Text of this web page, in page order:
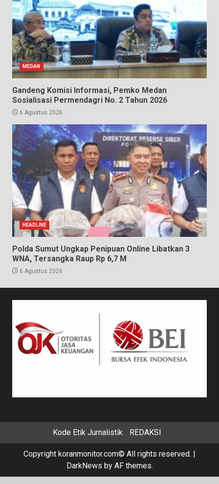
MEDAN
Gandeng Komisi Informasi, Pemko Medan
Sosialisasi Permendagri No. 2 Tahun 2026
6 Agustus 2026
HEADLINE
Polda Sumut Ungkap Penipuan Online Libatkan 3
WNA, Tersangka Raup Rp 6,7 M
6 Agustus 2026
Kode Etik Jurnalistik REDAKSI
Copyright koranmonitor.com© All rights reserved. |
DarkNews by AF themes.